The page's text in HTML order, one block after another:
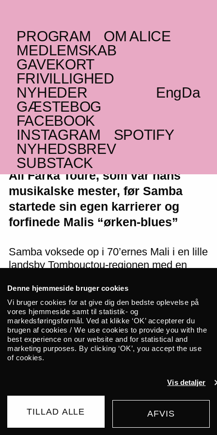
Denne hjemmeside bruger cookies
Vi bruger cookies for at give dig den bedste oplevelse på
vores hjemmeside samt til statistik- og
markedsføringsformål. Ved at klikke ‘OK’ accepterer du
brugen af cookies / We use cookies to provide you with the
best experience on our website and for statistical and
marketing purposes. By clicking ‘OK’, you accept the use
of cookies.
Vis detaljer
TILLAD ALLE AFVIS
PROGRAM
OM ALICE
MEDLEMSKAB
GAVEKORT
FRIVILLIGHED
NYHEDER
Da
Eng
GÆSTEBOG
FACEBOOK
INSTAGRAM
SPOTIFY
NYHEDSBREV
SUBSTACK
TIRSDAG _15.01.19
Samba Touré
Desert blues
Samba Touré viderefører arven fra
Ali Farka Touré, som var hans
musikalske mester, før Samba
startede sin egen karrierer og
forfinede Malis “ørken-blues”
Samba voksede op i 70’ernes Mali i en lille
landsby Tombouctou-regionen med en
gav ham kærlighed fra barnsben, men
også en musikalsk opdragelse. Sambas
mor var en af de første kvinder til at
optræde sammen med den unge Ali Farka
Touré, der senere blev Malis måske
største musiker.
Mange år senere kom Samba selv til at
spille med den store Ali Farka Touré som
musiker i Alis band op gennem 90’erne.